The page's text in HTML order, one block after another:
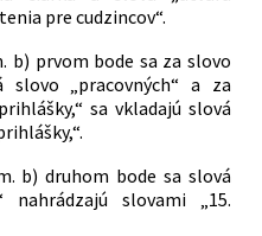
pre cudzincov“.
b) prvom bode sa za slovo
slovo „pracovných“ a za
sa vkladajú slová
b) druhom bode sa slová
nahrádzajú slovami „15.